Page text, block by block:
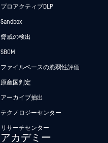
プロアクティブDLP
Sandbox
脅威の検出
SBOM
ファイルベースの脆弱性評価
原産国判定
アーカイブ抽出
テクノロジーセンター
リサーチセンター
アカデミー